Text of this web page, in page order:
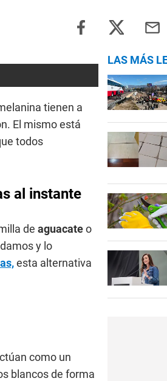
tienen a
El mismo está
todos
al instante
de aguacateo
y lo
esta alternativa
como un
blancos de forma
LAS MÁS